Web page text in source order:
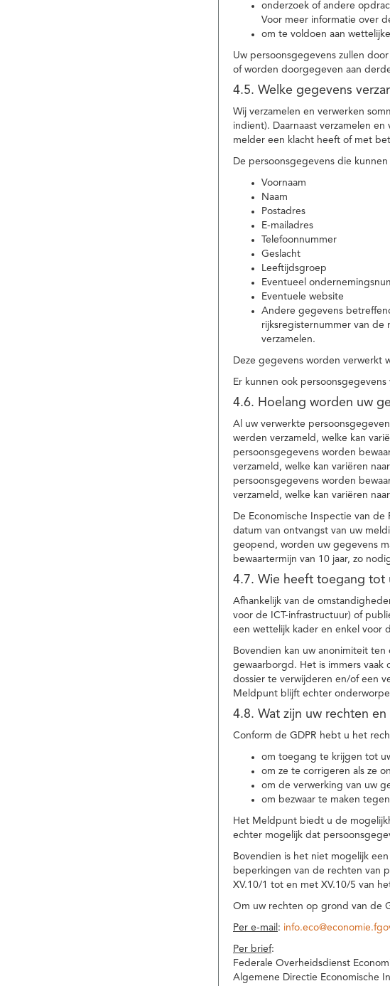
onderzoek of andere
Voor meer informatie over
om te voldoen aan
Uw persoonsgegevens zullen
of worden doorgegeven aan
4.5. Welke gegevens
Wij verzamelen en verwerken
indient). Daarnaast verzamelen
melder een klacht heeft of met
De persoonsgegevens die
Voornaam
Naam
Postadres
E-mailadres
Telefoonnummer
Geslacht
Leeftijdsgroep
Eventueel
Eventuele website
Andere gegevens
rijksregisternummer van
verzamelen.
Deze gegevens worden verwerkt
Er kunnen ook
4.6. Hoelang worden uw
Al uw verwerkte
werden verzameld, welke kan
persoonsgegevens worden
verzameld, welke kan variëren
persoonsgegevens worden
verzameld, welke kan variëren
De Economische Inspectie van
datum van ontvangst van uw
geopend, worden uw gegevens
bewaartermijn van 10 jaar, zo
4.7. Wie heeft toegang tot
Afhankelijk van de
voor de ICT-infrastructuur) of
een wettelijk kader en enkel voor
Bovendien kan uw anonimiteit
gewaarborgd. Het is immers
dossier te verwijderen en/of een
Meldpunt blijft echter
4.8. Wat zijn uw rechten
Conform de GDPR hebt u het
om toegang te krijgen tot
om ze te corrigeren als ze
om de verwerking van uw
om bezwaar te maken
Het Meldpunt biedt u de
echter mogelijk dat
Bovendien is het niet mogelijk
beperkingen van de rechten van
XV.10/1 tot en met XV.10/5 van
Om uw rechten op grond van de
Per e-mail :
Per brief:
Federale Overheidsdienst
Algemene Directie Economische